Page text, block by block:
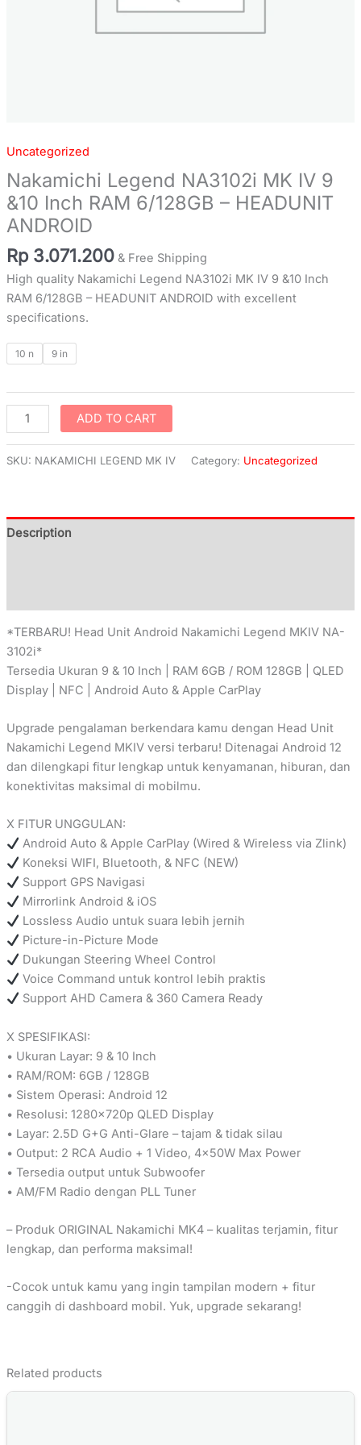
Uncategorized
Nakamichi Legend NA3102i MK IV 9
&10 Inch RAM 6/128GB – HEADUNIT
ANDROID
Rp 3.071.200 & Free Shipping
High quality Nakamichi Legend NA3102i MK IV 9 &10 Inch
RAM 6/128GB – HEADUNIT ANDROID with excellent
specifications.
10 n 9 in
ADD TO CART
SKU: NAKAMICHI LEGEND MK IV Category: Uncategorized
Description
*TERBARU! Head Unit Android Nakamichi Legend MKIV NA-
3102i*
Tersedia Ukuran 9 & 10 Inch | RAM 6GB / ROM 128GB | QLED
Display | NFC | Android Auto & Apple CarPlay
Upgrade pengalaman berkendara kamu dengan Head Unit
Nakamichi Legend MKIV versi terbaru! Ditenagai Android 12
dan dilengkapi fitur lengkap untuk kenyamanan, hiburan, dan
konektivitas maksimal di mobilmu.
X FITUR UNGGULAN:
Android Auto & Apple CarPlay (Wired & Wireless via Zlink)
Koneksi WIFI, Bluetooth, & NFC (NEW)
Support GPS Navigasi
Mirrorlink Android & iOS
Lossless Audio untuk suara lebih jernih
Picture-in-Picture Mode
Dukungan Steering Wheel Control
Voice Command untuk kontrol lebih praktis
Support AHD Camera & 360 Camera Ready
X SPESIFIKASI:
• Ukuran Layar: 9 & 10 Inch
• RAM/ROM: 6GB / 128GB
• Sistem Operasi: Android 12
• Resolusi: 1280x720p QLED Display
• Layar: 2.5D G+G Anti-Glare – tajam & tidak silau
• Output: 2 RCA Audio + 1 Video, 4x50W Max Power
• Tersedia output untuk Subwoofer
• AM/FM Radio dengan PLL Tuner
– Produk ORIGINAL Nakamichi MK4 – kualitas terjamin, fitur
lengkap, dan performa maksimal!
-Cocok untuk kamu yang ingin tampilan modern + fitur
canggih di dashboard mobil. Yuk, upgrade sekarang!
Related products